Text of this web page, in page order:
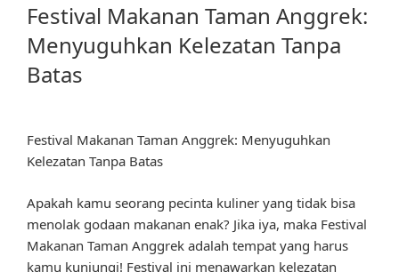
Festival Makanan Taman Anggrek:
Menyuguhkan Kelezatan Tanpa
Batas
Festival Makanan Taman Anggrek: Menyuguhkan
Kelezatan Tanpa Batas
Apakah kamu seorang pecinta kuliner yang tidak bisa
menolak godaan makanan enak? Jika iya, maka Festival
Makanan Taman Anggrek adalah tempat yang harus
kamu kunjungi! Festival ini menawarkan kelezatan